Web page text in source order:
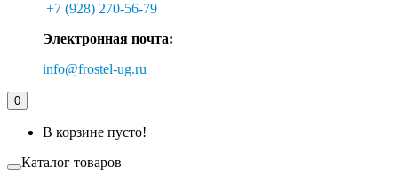
+7 (928) 270-56-79
Электронная почта:
info@frostel-ug.ru
0
В корзине пусто!
Каталог товаров